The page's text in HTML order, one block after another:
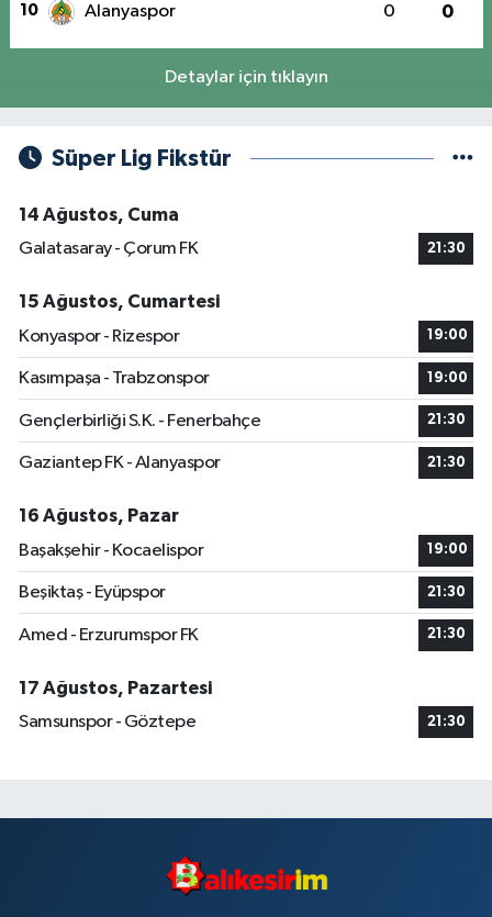
10 Alanyaspor 0 0
Detaylar için tıklayın
Süper Lig Fikstür
14 Ağustos, Cuma
Galatasaray - Çorum FK
21:30
15 Ağustos, Cumartesi
Konyaspor - Rizespor
19:00
Kasımpaşa - Trabzonspor 19:00
Gençlerbirliği S.K. - Fenerbahçe 21:30
Gaziantep FK - Alanyaspor 21:30
16 Ağustos, Pazar
Başakşehir - Kocaelispor
19:00
Beşiktaş - Eyüpspor 21:30
Amed - Erzurumspor FK 21:30
17 Ağustos, Pazartesi
Samsunspor - Göztepe
21:30